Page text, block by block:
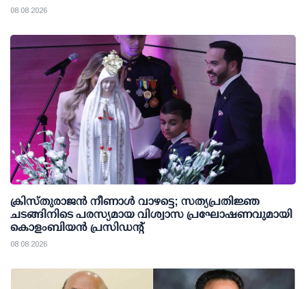
08 08 2026
ക്രിസ്തുരാജൻ നീണാൾ വാഴട്ടെ; സത്യപ്രതിജ്ഞ
ചടങ്ങിനിടെ പരസ്യമായ വിശ്വാസ പ്രഘോഷണവുമായി
കൊളംബിയൻ പ്രസിഡന്റ്
08 08 2026